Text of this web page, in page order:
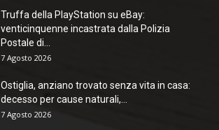
Truffa della PlayStation su eBay:
venticinquenne incastrata dalla Polizia
Postale di...
7 Agosto 2026
Ostiglia, anziano trovato senza vita in casa:
decesso per cause naturali,...
7 Agosto 2026